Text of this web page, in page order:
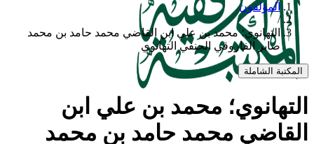
المؤلفون
/
التهانوي؛ محمد بن علي ابن القاضي محمد حامد بن محمد
صابر الفاروقي الحنفي التهانوي
المكتبة الشاملة
التهانوي؛ محمد بن علي ابن
القاضي محمد حامد بن محمد